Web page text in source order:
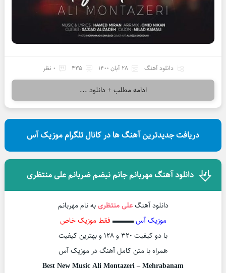
دانلود آهنگ 28 آبان 1400 435 0 نظر
ادامه مطلب + دانلود ...
دریافت جدیدترین آهنگ ها در کانال تلگرام موزیک آس
دانلود آهنگ مهربانم جانم نبضم ضربانم علی منتظری
دانلود آهنگعلی منتظریبه نام مهربانم
موزیک آس▬▬▬ فقط موزیک خاص
با دو کیفیت ۳۲۰ و ۱۲۸ و بهترین کیفیت
همراه با متن کامل آهنگ در موزیک آس
Best New Music Ali Montazeri – Mehrabanam